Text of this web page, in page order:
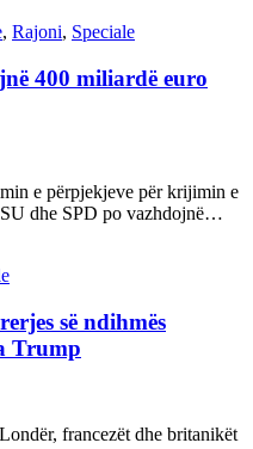
, Rajoni, Speciale
400 miliardë euro
e përpjekjeve për krijimin e
dhe SPD po vazhdojnë…
së ndihmës
Trump
francezët dhe britanikët